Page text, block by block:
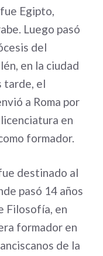
Egipto,
Luego pasó
del
en la ciudad
tarde, el
a Roma por
en
formador.
destinado al
pasó 14 años
Filosofía, en
formador en
de la